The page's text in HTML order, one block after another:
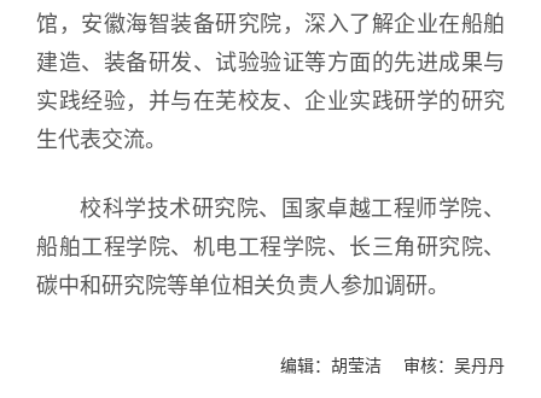
馆，安徽海智装备研究院，深入了解企业在船舶
建造、装备研发、试验验证等方面的先进成果与
实践经验，并与在芜校友、企业实践研学的研究
生代表交流。
校科学技术研究院、国家卓越工程师学院、
船舶工程学院、机电工程学院、长三角研究院、
碳中和研究院等单位相关负责人参加调研。
编辑：胡莹洁 审核：吴丹丹